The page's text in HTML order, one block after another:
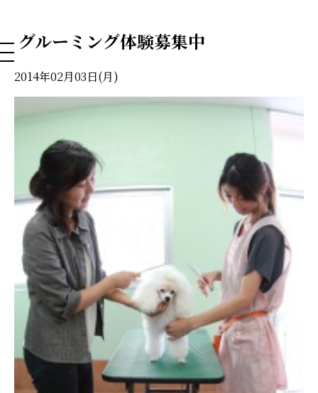
NAHA DOG GROOMING SCHOOL
グルーミング体験募集中
2014年02月03日(月)